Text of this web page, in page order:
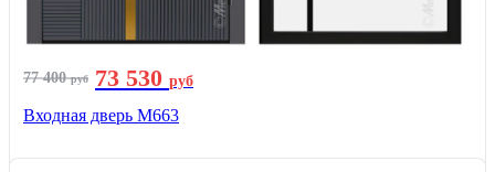
77 400руб 73 530 руб
Входная дверь М663